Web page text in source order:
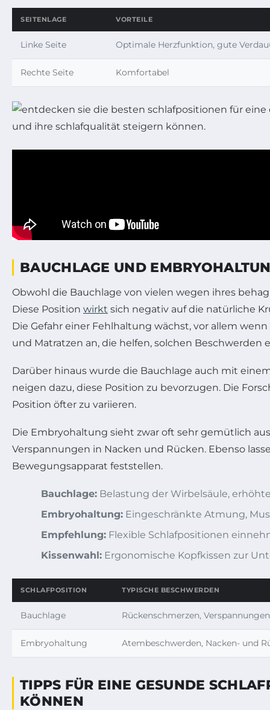
SEITENLAGE VORTEILE
Linke Seite Optimale Herzfunktion, gute
Rechte Seite Komfortabel
BAUCHLAGE UND
Obwohl die Bauchlage von vielen wegen ihres
Diese Position wirkt sich negativ auf die natürliche
Die Gefahr einer Fehlhaltung wächst, vor allem
und Matratzen an, die helfen, solchen Beschwerden
Darüber hinaus wurde die Bauchlage auch mit
neigen dazu, diese Position zu bevorzugen. Die
Position öfter zu variieren.
Die Embryohaltung sieht zwar oft sehr gemütlich
Verspannungen in Nacken und Rücken. Ebenso
Bewegungsapparat feststellen.
Bauchlage: Belastung der Wirbelsäule,
Embryohaltung: Eingeschränkte Atmung,
Empfehlung: Flexible Schlafpositionen
Kissenwahl: Ergonomische Kopfkissen zur
SCHLAFPOSITION TYPISCHE BESCHWERDEN
Bauchlage Rückenschmerzen, Verspannungen
Embryohaltung Atembeschwerden, Nacken- und
TIPPS FÜR EINE GESUNDE
KÖNNEN